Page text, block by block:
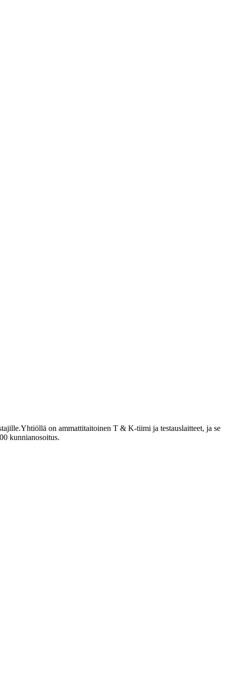
on ammattitaitoinen T & K-tiimi ja testauslaitteet, ja se
kunnianosoitus.